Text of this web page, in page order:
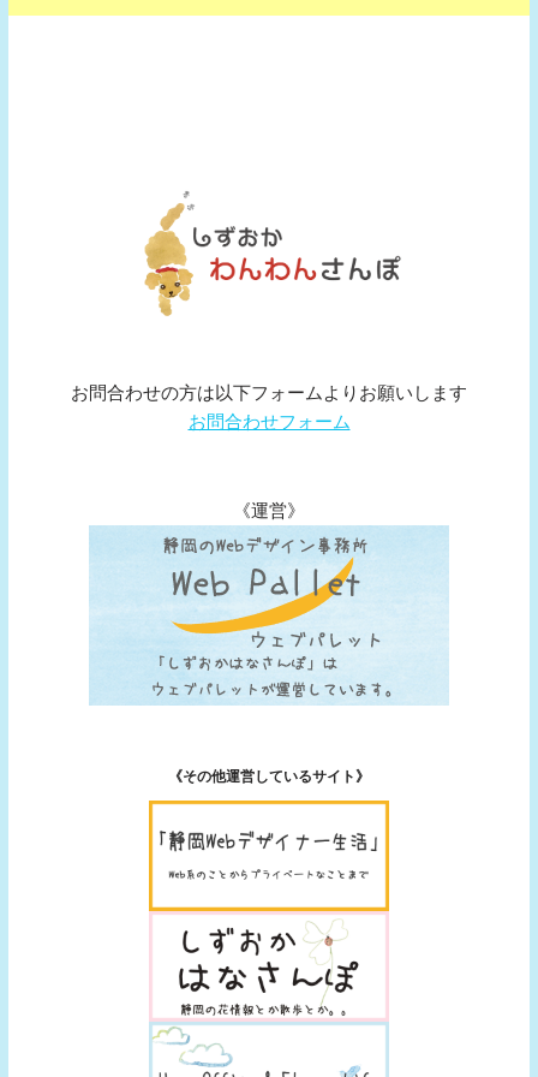
お問合わせの方は以下フォームよりお願いします
お問合わせフォーム
《運営》
《その他運営しているサイト》